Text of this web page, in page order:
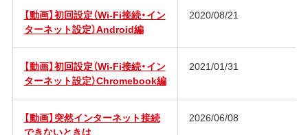
【動画】初回設定（Wi-Fi接続・イン
ターネット設定）Android編
2020/08/21
【動画】初回設定（Wi-Fi接続・イン
ターネット設定）Chromebook編
2021/01/31
【動画】突然インターネット接続
できないときは
2026/06/08